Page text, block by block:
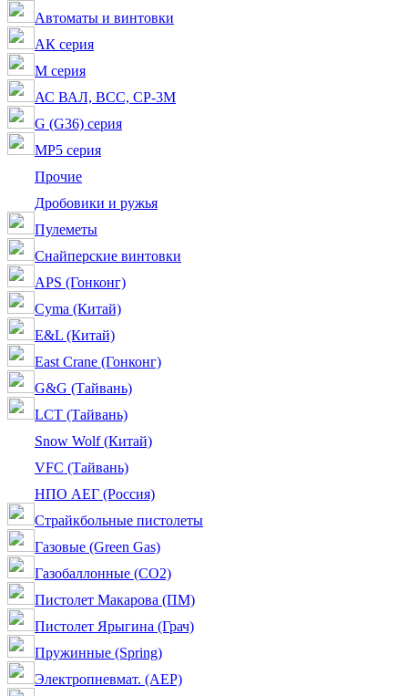
Автоматы и винтовки
АК серия
M серия
АС ВАЛ, ВСС, СР-3М
G (G36) серия
MP5 серия
Прочие
Дробовики и ружья
Пулеметы
Снайперские винтовки
APS (Гонконг)
Cyma (Китай)
E&L (Китай)
East Crane (Гонконг)
G&G (Тайвань)
LCT (Тайвань)
Snow Wolf (Китай)
VFC (Тайвань)
НПО АЕГ (Россия)
Страйкбольные пистолеты
Газовые (Green Gas)
Газобаллонные (CO2)
Пистолет Макарова (ПМ)
Пистолет Ярыгина (Грач)
Пружинные (Spring)
Электропневмат. (AEP)